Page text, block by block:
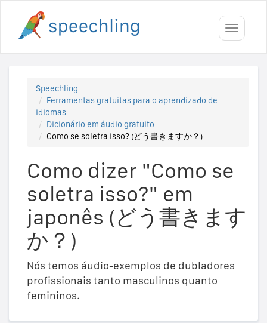
Toggle
Speechling
Ferramentas gratuitas para o aprendizado de
idiomas
Dicionário em áudio gratuito
Como se soletra isso? (どう書きますか？)
Como dizer "Como se
soletra isso?" em
japonês (どう書きます
か？)
Nós temos áudio-exemplos de dubladores
profissionais tanto masculinos quanto
femininos.